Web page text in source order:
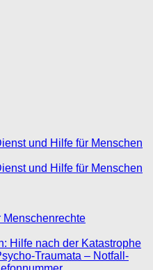
und Hilfe für Menschen
und Hilfe für Menschen
Hilfe nach der Katastrophe
Traumata – Notfall-